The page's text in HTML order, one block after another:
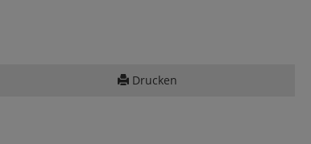
Drucken